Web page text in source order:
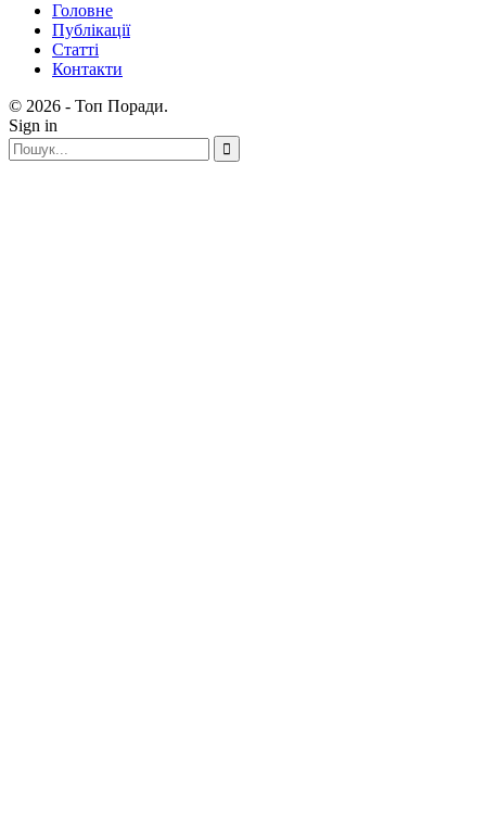
Головне
Публікації
Статті
Контакти
© 2026 - Топ Поради.
Sign in